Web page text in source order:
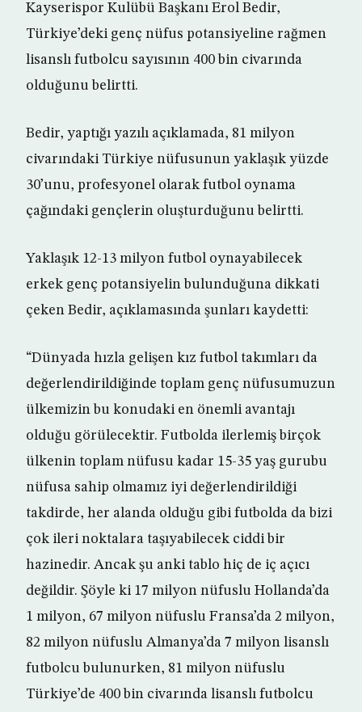
Kayserispor Kulübü Başkanı Erol Bedir,
Türkiye’deki genç nüfus potansiyeline rağmen
lisanslı futbolcu sayısının 400 bin civarında
olduğunu belirtti.
Bedir, yaptığı yazılı açıklamada, 81 milyon
civarındaki Türkiye nüfusunun yaklaşık yüzde
30’unu, profesyonel olarak futbol oynama
çağındaki gençlerin oluşturduğunu belirtti.
Yaklaşık 12-13 milyon futbol oynayabilecek
erkek genç potansiyelin bulunduğuna dikkati
çeken Bedir, açıklamasında şunları kaydetti:
“Dünyada hızla gelişen kız futbol takımları da
değerlendirildiğinde toplam genç nüfusumuzun
ülkemizin bu konudaki en önemli avantajı
olduğu görülecektir. Futbolda ilerlemiş birçok
ülkenin toplam nüfusu kadar 15-35 yaş gurubu
nüfusa sahip olmamız iyi değerlendirildiği
takdirde, her alanda olduğu gibi futbolda da bizi
çok ileri noktalara taşıyabilecek ciddi bir
hazinedir. Ancak şu anki tablo hiç de iç açıcı
değildir. Şöyle ki 17 milyon nüfuslu Hollanda’da
1 milyon, 67 milyon nüfuslu Fransa’da 2 milyon,
82 milyon nüfuslu Almanya’da 7 milyon lisanslı
futbolcu bulunurken, 81 milyon nüfuslu
Türkiye’de 400 bin civarında lisanslı futbolcu